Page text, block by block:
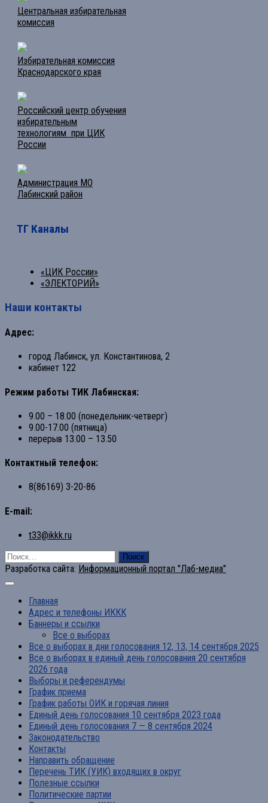
Центральная избирательная
комиссия
Избирательная комиссия
Краснодарского края
Российский центр обучения
избирательным
технологиям при ЦИК
России
Администрация МО
Лабинский район
ТГ Каналы
«ЦИК России»
«ЭЛЕКТОРИЙ»
Наши контакты
Адрес:
город Лабинск, ул. Константинова, 2
кабинет 122
Режим работы ТИК Лабинская:
9.00 – 18.00 (понедельник-четверг)
9.00-17.00 (пятница)
перерыв 13.00 – 13.50
Контактный телефон:
8(86169) 3-20-86
E-mail:
t33@ikkk.ru
Найти:
Разработка сайта: Информационный портал "Лаб-медиа"
Главная
Адрес и телефоны ИККК
Баннеры и ссылки
Все о выборах
Все о выборах в дни голосования 12, 13, 14 сентября 2025
Все о выборах в единый день голосования 20 сентября
2026 года
Выборы и референдумы
График приема
График работы ОИК и горячая линия
Единый день голосования 10 сентября 2023 года
Единый день голосования 7 — 8 сентября 2024
Законодательство
Контакты
Направить обращение
Перечень ТИК (УИК) входящих в округ
Полезные ссылки
Политические партии